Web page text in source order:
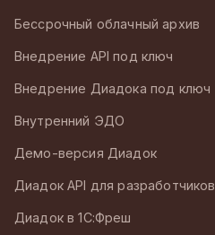
Бессрочный облачный архив
Внедрение API под ключ
Внедрение Диадока под ключ
Внутренний ЭДО
Демо-версия Диадок
Диадок API для разработчиков
Диадок в 1С:Фреш